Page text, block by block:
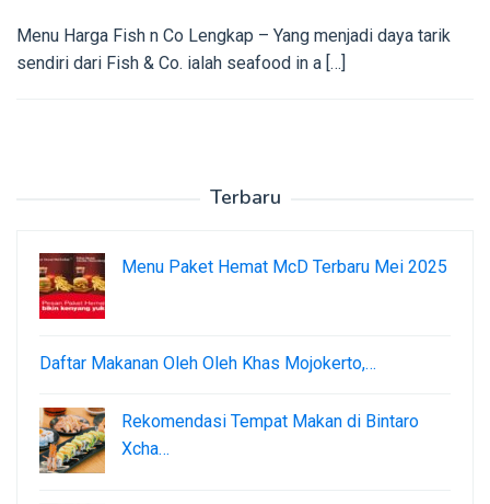
Menu Harga Fish n Co Lengkap – Yang menjadi daya tarik
sendiri dari Fish & Co. ialah seafood in a […]
Terbaru
Menu Paket Hemat McD Terbaru Mei 2025
Daftar Makanan Oleh Oleh Khas Mojokerto,…
Rekomendasi Tempat Makan di Bintaro
Xcha…